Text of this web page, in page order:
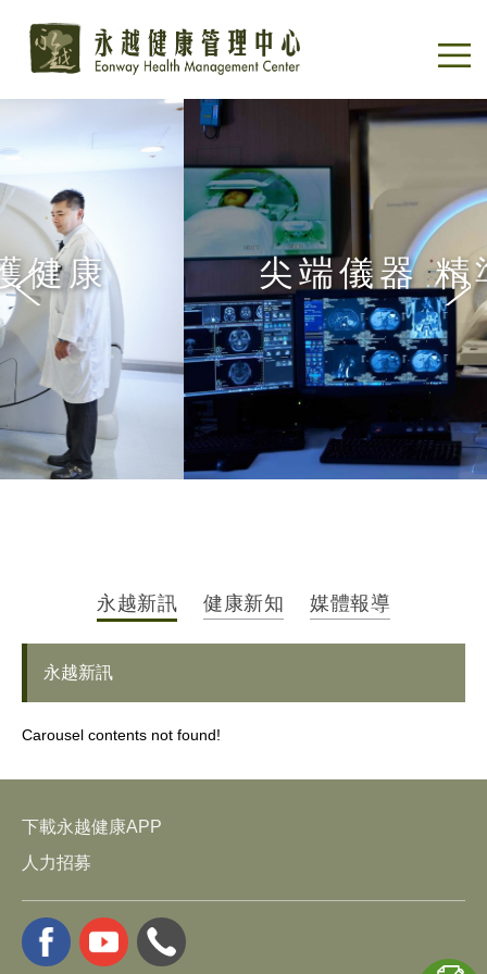
尖端儀器 精準診斷
永越新訊 健康新知 媒體報導
永越新訊
Carousel contents not found!
健康新知
Carousel contents not found!
媒體報導
Carousel contents not found!
下載永越健康APP
人力招募